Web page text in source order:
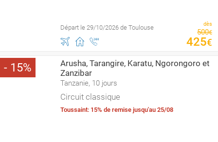
Départ le 29/10/2026 de Toulouse dès
500€
425€
15
Arusha, Tarangire, Karatu, Ngorongoro et
Zanzibar
Tanzanie, 10 jours
Circuit classique
Toussaint: 15% de remise jusqu'au 25/08